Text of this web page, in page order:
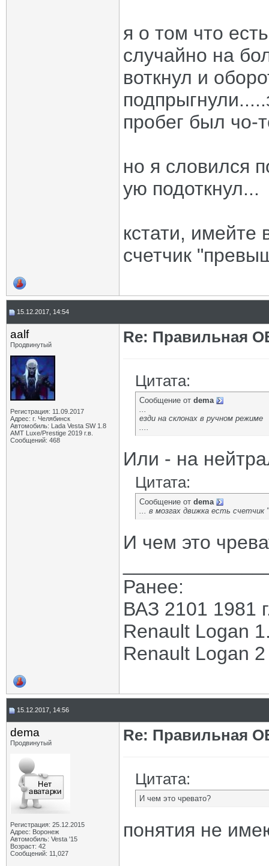
я о том что
случайно на
воткнул и
пробег был чо-
но я словился
ую подоткнул...
кстати, имейте
счетчик
15.12.2017, 14:54
aalf
Продвинутый
Регистрация: 11.09.2017
Адрес: г. Челябинск
Автомобиль: Lada Vesta SW 1.8
АМТ Luxe/Prestige 2019 г.в.
Сообщений: 468
Re: Правильная
Цитата:
Сообщение от dema
...
езди на склонах в ручном режиме
....
Или - на
Цитата:
Сообщение от dema
... в мозгах движка есть
И чем это
Ранее:
ВАЗ 2101 1981
Renault Logan
Renault Logan
15.12.2017, 14:56
dema
Продвинутый
Регистрация: 25.12.2015
Адрес: Воронеж
Автомобиль: Vesta '15
Возраст: 42
Сообщений: 11,027
Re: Правильная
Цитата:
И чем это чревато?
понятия не